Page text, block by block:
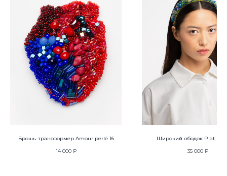
Брошь-трансформер Amour perlé 16
14 000 ₽
Широкий ободок Plat
35 000 ₽
Ленинградский проспект 47 стр. 1
hello@creationpole.com
+7 (993) 361-29-27
Публичная оферта
Политика защиты и обработки персональных данных